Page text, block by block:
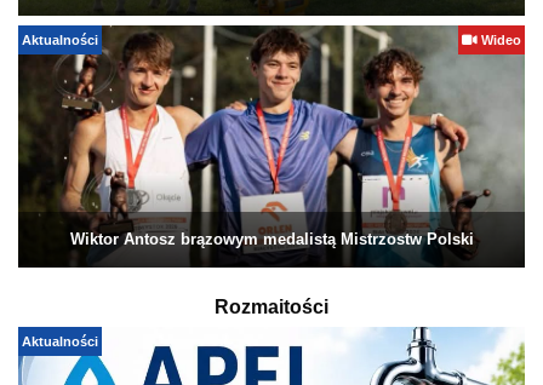
Aktualności Wideo
Wiktor Antosz brązowym medalistą Mistrzostw Polski
Rozmaitości
Aktualności